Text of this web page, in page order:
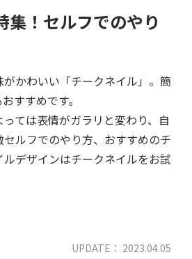
集！セルフでのやり
かわいい「チークネイル」。簡
すすめです。
ては表情がガラリと変わり、自
ルフでのやり方、おすすめのチ
デザインはチークネイルをお試
UPDATE： 2023.04.05